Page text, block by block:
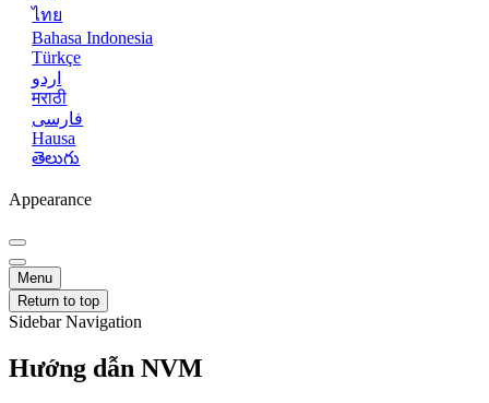
ไทย
Bahasa Indonesia
Türkçe
اردو
मराठी
فارسی
Hausa
తెలుగు
Appearance
Menu
Return to top
Sidebar Navigation
Hướng dẫn NVM